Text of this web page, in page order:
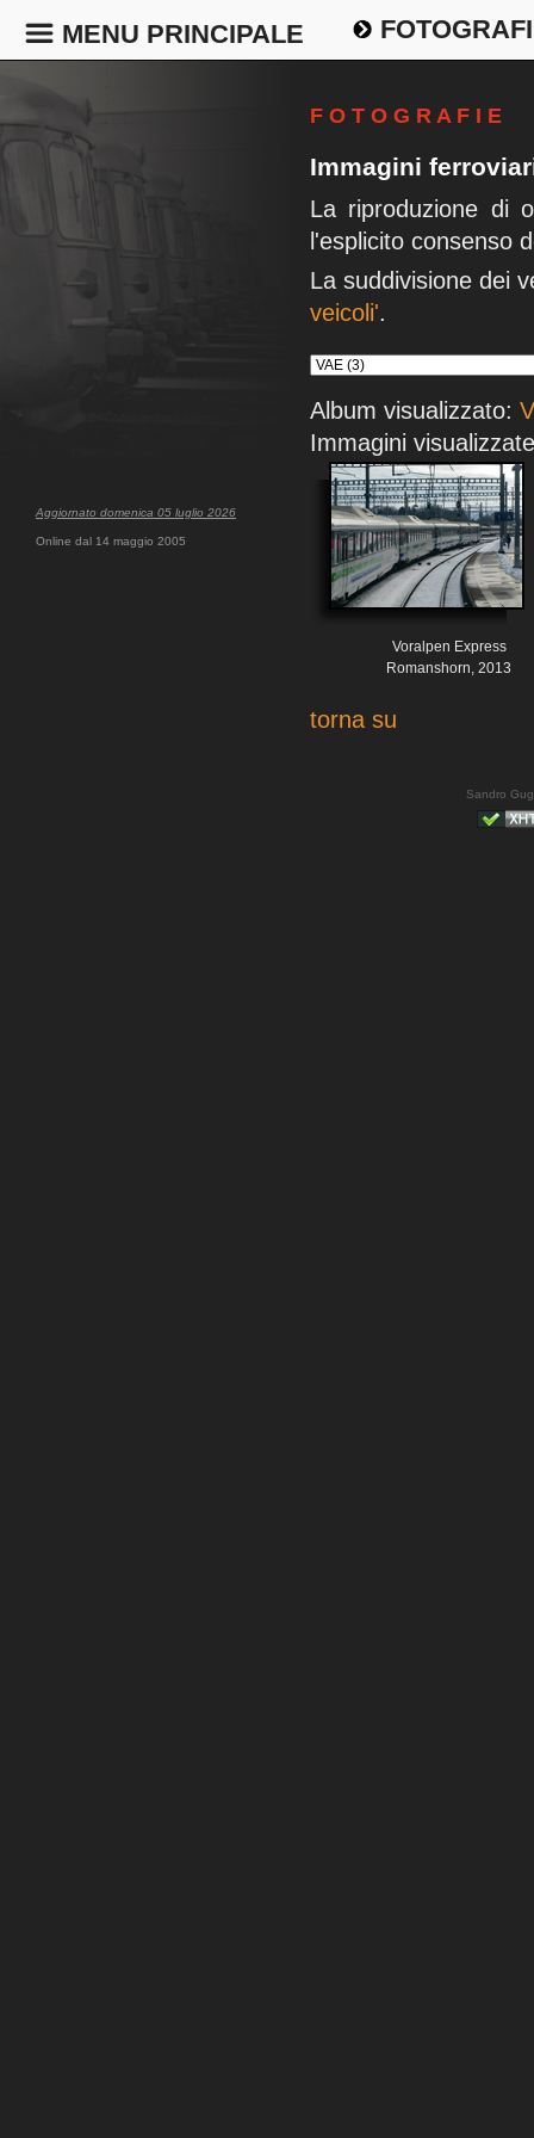
MENU PRINCIPALE
Aggiornato domenica 05 luglio 2026
Online dal 14 maggio 2005
F O T O G R A F I E
Immagini
La riproduzione di
l'esplicito consenso
La suddivisione dei
veicoli'.
Album visualizzato:
Immagini
Voralpen Express
Romanshorn, 2013
torna su
Sandro